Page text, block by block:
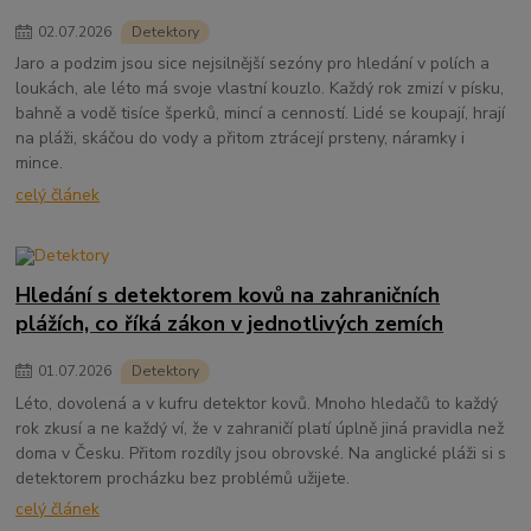
02.07.2026 Detektory
Jaro a podzim jsou sice nejsilnější sezóny pro hledání v polích a
loukách, ale léto má svoje vlastní kouzlo. Každý rok zmizí v písku,
bahně a vodě tisíce šperků, mincí a cenností. Lidé se koupají, hrají
na pláži, skáčou do vody a přitom ztrácejí prsteny, náramky i
mince.
celý článek
Hledání s detektorem kovů na zahraničních
plážích, co říká zákon v jednotlivých zemích
01.07.2026 Detektory
Léto, dovolená a v kufru detektor kovů. Mnoho hledačů to každý
rok zkusí a ne každý ví, že v zahraničí platí úplně jiná pravidla než
doma v Česku. Přitom rozdíly jsou obrovské. Na anglické pláži si s
detektorem procházku bez problémů užijete.
celý článek